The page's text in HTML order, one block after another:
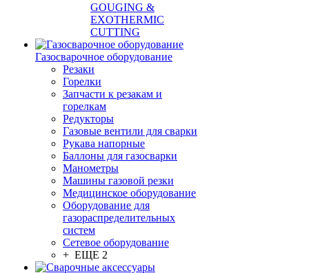
GOUGING &
EXOTHERMIC
CUTTING
Газосварочное оборудование
Резаки
Горелки
Запчасти к резакам и
горелкам
Редукторы
Газовые вентили для сварки
Рукава напорные
Баллоны для газосварки
Манометры
Машины газовой резки
Медицинское оборудование
Оборудование для
газораспределительных
систем
Сетевое оборудование
+ ЕЩЕ 2